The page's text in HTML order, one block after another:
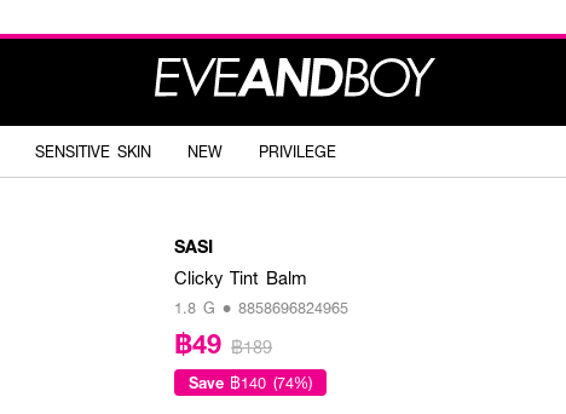
SENSITIVE SKIN NEW PRIVILEGE
SASI
Clicky Tint Balm
1.8 G • 8858696824965
฿49 ฿189
Save ฿140 (74%)